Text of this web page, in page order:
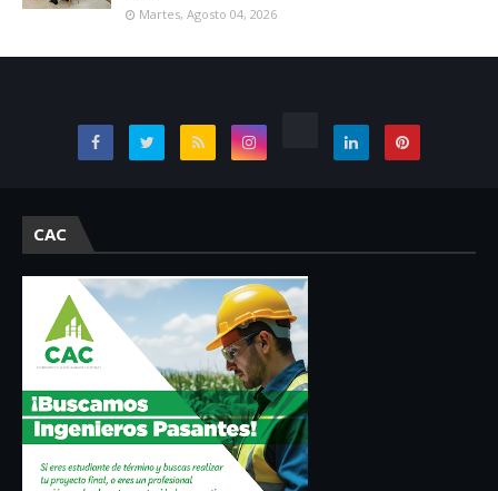
Martes, Agosto 04, 2026
CAC